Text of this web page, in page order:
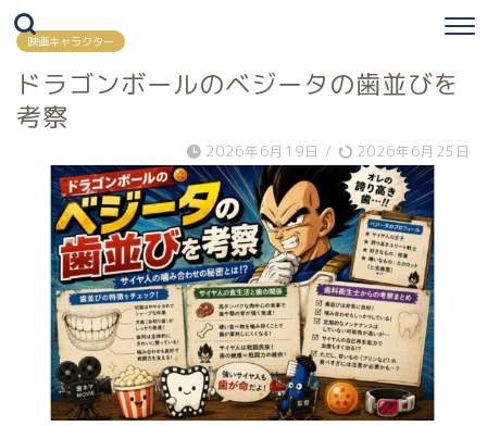
映画キャラクター
ドラゴンボールのベジータの歯並びを
考察
2026年6月19日 / 2026年6月25日